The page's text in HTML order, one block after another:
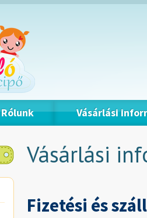
Rólunk Vásárlási
Vásárlási
Fizetési és